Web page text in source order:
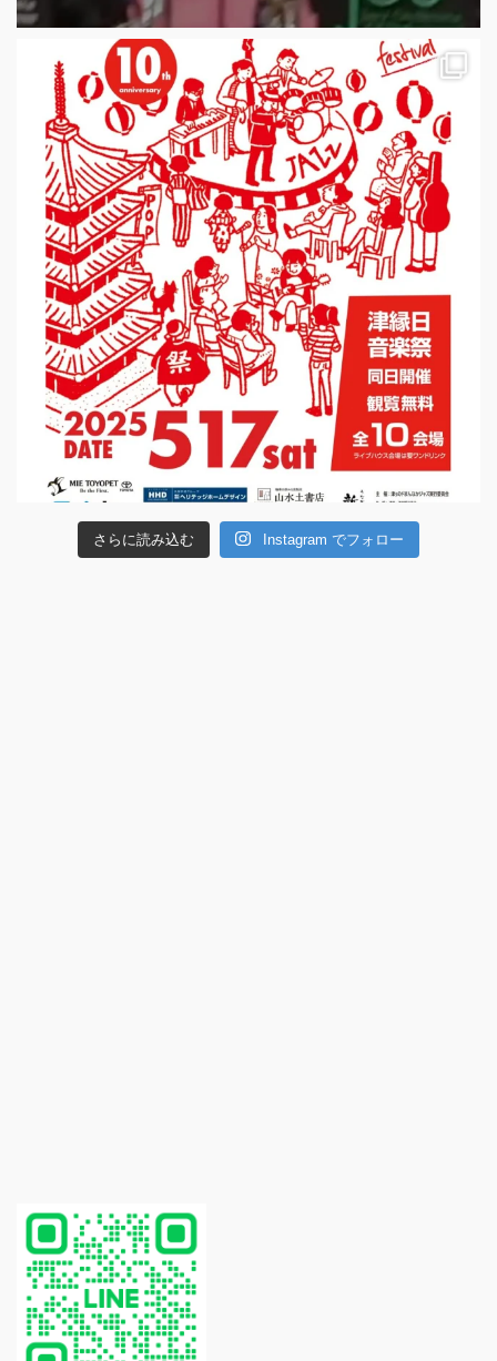
さらに読み込む Instagram でフォロー